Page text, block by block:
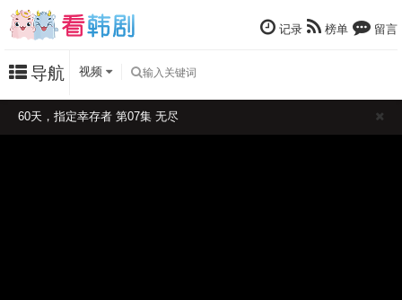
记录 榜单 留言
导航 视频
60天，指定幸存者 第07集 无尽